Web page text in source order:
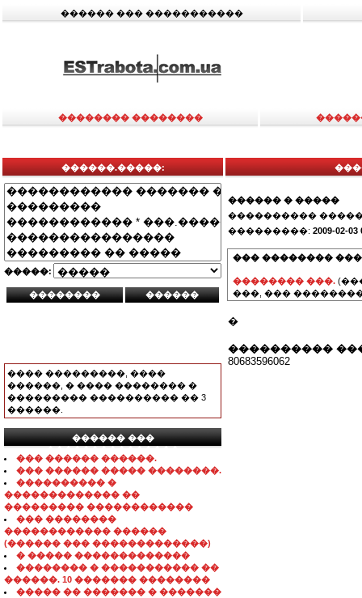
������ ��� �����������
�������� ��������
������.�����:
�����:
���� ���������, ����
������, � ���� �������� �
��������� ���������� �� 3
������.
������ ���
���������������
��� ������ ������.
��� ������ ����� ��������.
���������� �
������������� ��
��������� ������������
��� ��������
������������ ������
(������ ��� �������������)
� ����� �������������
�������� � ����������� ��
������. 10 ������� ��������
����� �� ������� � �������
������ � �����
����������
���������: 2009-02-03
��� ��������
�������� ���.
���, ���
�
����������
80683596062